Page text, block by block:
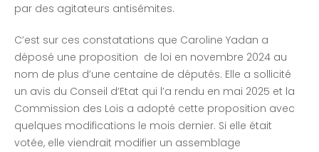
par des agitateurs antisémites.
C’est sur ces constatations que Caroline Yadan a
déposé une proposition de loi en novembre 2024 au
nom de plus d’une centaine de députés. Elle a sollicité
un avis du Conseil d’Etat qui l’a rendu en mai 2025 et la
Commission des Lois a adopté cette proposition avec
quelques modifications le mois dernier. Si elle était
votée, elle viendrait modifier un assemblage